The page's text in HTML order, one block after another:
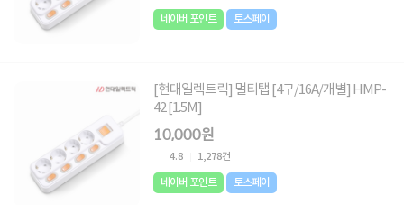
네이버 포인트 토스페이
[현대일렉트릭] 멀티탭 [4구/16A/개별] HMP-
42 [1.5M]
10,000원
4.8 1,278건
네이버 포인트 토스페이